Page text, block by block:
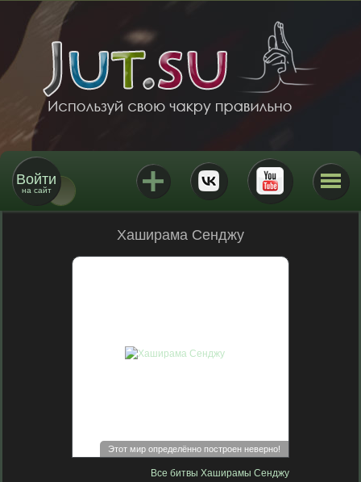
Войти
на сайт
Хаширама Сенджу
Этот мир определённо построен неверно!
Все битвы Хаширамы Сенджу